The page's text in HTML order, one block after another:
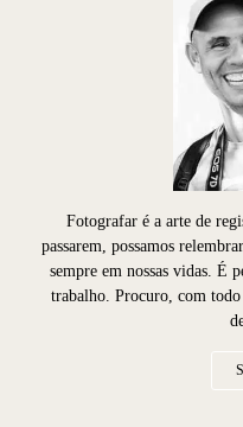
Fotografar é a arte de
passarem, possamos
sempre em nossas vidas. É
trabalho. Procuro, com